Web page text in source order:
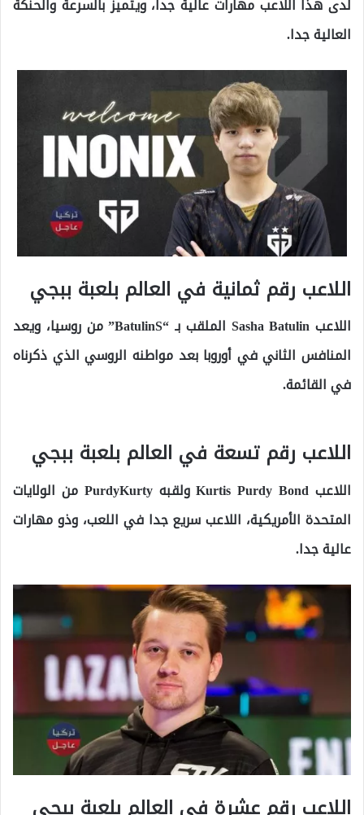
لدى هذا اللاعب مهارات عالية جدا، ويتميز بالسرعة والحنكة
العالية جدا.
اللاعب رقم ثمانية في العالم بلعبة ببجي
اللاعب Sasha Batulin الملقب بـ “BatulinS” من روسيا، ويعد
المنافس الثاني في أوروبا بعد مواطنه الروسي الذي ذكرناه
في القائمة.
اللاعب رقم تسعة في العالم بلعبة ببجي
اللاعب Kurtis Purdy Bond ولقبه PurdyKurty من الولايات
المتحدة الأمريكية، اللاعب سريع جدا في اللعب، وذو مهارات
عالية جدا.
اللاعب رقم عشرة في العالم بلعبة ببجي